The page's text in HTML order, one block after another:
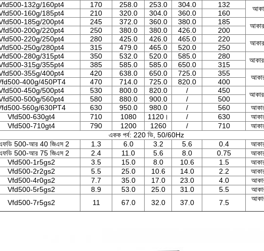
132g/160pt4
170 258.0 253.0 304.0 132
160g/185pt4 210 320.0 304.0 360.0
160
185g/200pt4
245 372.0 360.0 380.0 185
200g/220pt4 250 380.0 380.0 426.0
200
220g/250pt4
280 425.0 426.0 465.0 220
250g/280pt4 315 479.0 465.0 520.0
250
280g/315pt4
350 532.0 520.0 585.0 280
315g/355pt4 385 585.0 585.0 650.0
315
355g/400pt4
420 638.0 650.0 725.0 355
400g/450PT4 470 714.0 725.0 820.0
400
450g/500pt4
530 800.0 820.0 / 450
500g/560pt4 580 880.0 900.0 /
500
560g/630PT4
630 950.0 980.0 / 560
Vfd500-630gt4
710 1080 1120। / 630
Vfd500-710gt4
790 1200 1260 / 710
একক পর্ব: 220 ভি, 50/60Hz
500-আর 40 জিএস 2
1.3 6.0 3.2 5.6 0.4
500-আর 75 জিএস 2 2.4 11.0 5.6 8.0 0.75
Vfd500-1r5gs2
3.5 15.0 8.0 10.6 1.5
Vfd500-2r2gs2
5.5 25.0 10.6 14.0 2.2
Vfd500-4r0gs2
7.7 35.0 17.0 23.0 4.0
Vfd500-5r5gs2
8.9 53.0 25.0 31.0 5.5
Vfd500-7r5gs2
11 67.0 32.0 37.0 7.5